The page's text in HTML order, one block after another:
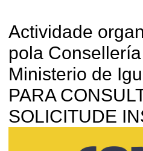
Actividade
pola
Ministerio de
PARA
SOLICITUDE